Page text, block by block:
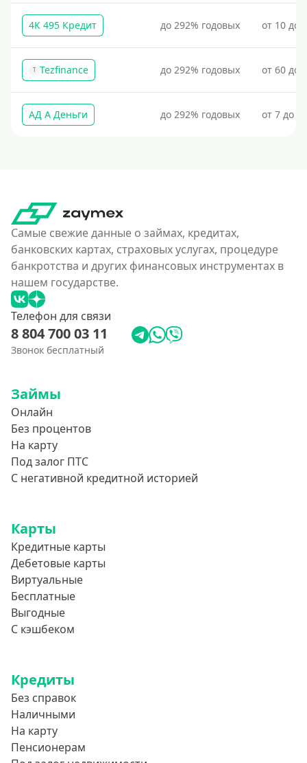
4К 495 Кредит до 292% годовых от 10 до
T Tezfinance до 292% годовых от 60 до
АД А Деньги до 292% годовых от 7 до
Самые свежие данные о займах, кредитах,
банковских картах, страховых услугах, процедуре
банкротства и других финансовых инструментах в
нашем государстве.
Телефон для связи
8 804 700 03 11
Звонок бесплатный
Займы
Онлайн
Без процентов
На карту
Под залог ПТС
С негативной кредитной историей
Карты
Кредитные карты
Дебетовые карты
Виртуальные
Бесплатные
Выгодные
С кэшбеком
Кредиты
Без справок
Наличными
На карту
Пенсионерам